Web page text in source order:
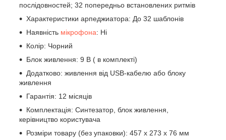
послідовностей; 32 попередньо встановлених ритмів
Характеристики арпеджиатора: До 32 шаблонів
Наявність мікрофона: Ні
Колір: Чорний
Блок живлення: 9 В ( в комплекті)
Додатково: живлення від USB-кабелю або блоку
живлення
Гарантія: 12 місяців
Комплектація: Синтезатор, блок живлення,
керівництво користувача
Розміри товару (без упаковки): 457 х 273 х 76 мм